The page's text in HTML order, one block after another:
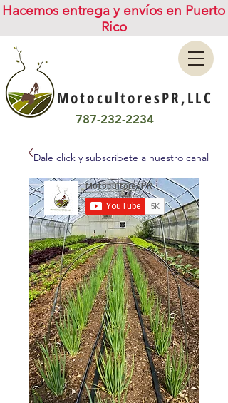
Hacemos entrega y envíos en Puerto
Rico
MotocultoresPR,LLC
787-232-2234
Dale click y subscríbete a nuestro canal